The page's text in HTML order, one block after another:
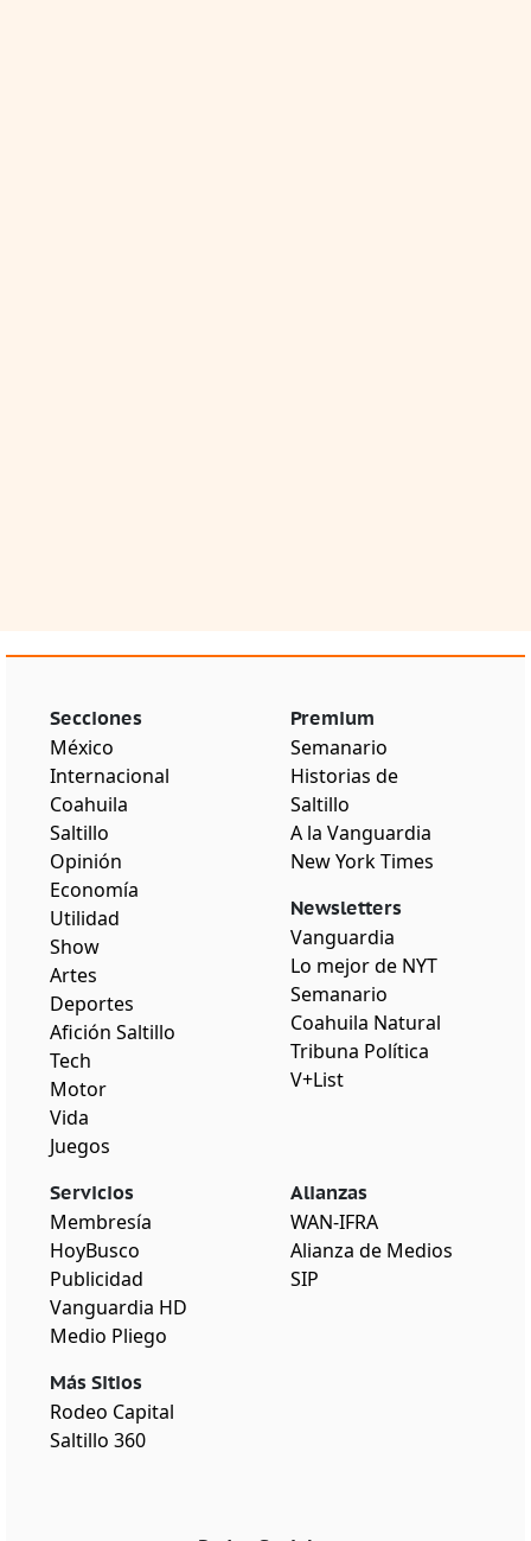
Secciones
México
Internacional
Coahuila
Saltillo
Opinión
Economía
Utilidad
Show
Artes
Deportes
Afición Saltillo
Tech
Motor
Vida
Juegos
Premium
Semanario
Historias de
Saltillo
A la Vanguardia
New York Times
Newsletters
Vanguardia
Lo mejor de NYT
Semanario
Coahuila Natural
Tribuna Política
V+List
Servicios
Membresía
HoyBusco
Publicidad
Vanguardia HD
Medio Pliego
Más Sitios
Rodeo Capital
Saltillo 360
Alianzas
WAN-IFRA
Alianza de Medios
SIP